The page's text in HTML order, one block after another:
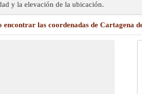
y la elevación de la ubicación.
encontrar las coordenadas de Cartagena